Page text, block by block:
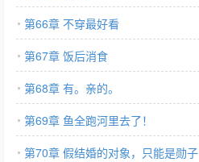
第66章 不穿最好看
第67章 饭后消食
第68章 有。亲的。
第69章 鱼全跑河里去了！
第70章 假结婚的对象，只能是勋子